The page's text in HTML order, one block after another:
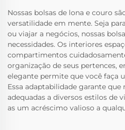
Nossas bolsas de lona e couro
versatilidade em mente. Seja
ou viajar a negócios, nossas
necessidades. Os interiores
compartimentos
organização de seus pertences,
elegante permite que você faça
Essa adaptabilidade garante que
adequadas a diversos estilos de
as um acréscimo valioso a